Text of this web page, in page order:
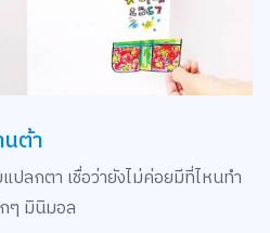
ต้า
ลกตา เชื่อว่ายังไม่ค่อยมีที่ไหนทำ
ๆ มินิมอล